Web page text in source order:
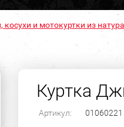
и мотокуртки из
Куртка
Артикул: 01060221